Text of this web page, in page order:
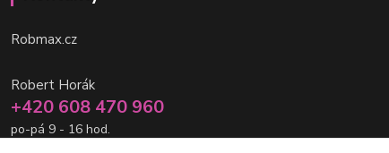
Robmax.cz
Robert Horák
+420 608 470 960
po-pá 9 - 16 hod.